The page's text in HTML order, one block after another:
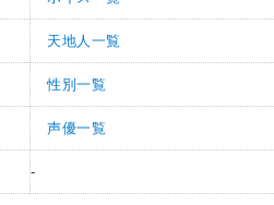
天地人一覧
性別一覧
声優一覧
-